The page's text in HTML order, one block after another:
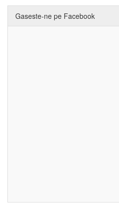
Gaseste-ne pe Facebook